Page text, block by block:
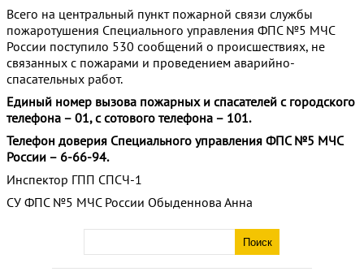
Всего на центральный пункт пожарной связи службы
пожаротушения Специального управления ФПС №5 МЧС
России поступило 530 сообщений о происшествиях, не
связанных с пожарами и проведением аварийно-
спасательных работ.
Единый номер вызова пожарных и спасателей с городского
телефона – 01, с сотового телефона – 101.
Телефон доверия Специального управления ФПС №5 МЧС
России – 6-66-94.
Инспектор ГПП СПСЧ-1
СУ ФПС №5 МЧС России Обыденнова Анна